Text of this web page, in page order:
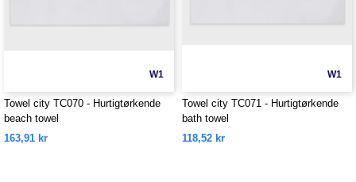
W1
Towel city TC070 - Hurtigtørkende
beach towel
163,91 kr
W1
Towel city TC071 - Hurtigtørkende
bath towel
118,52 kr